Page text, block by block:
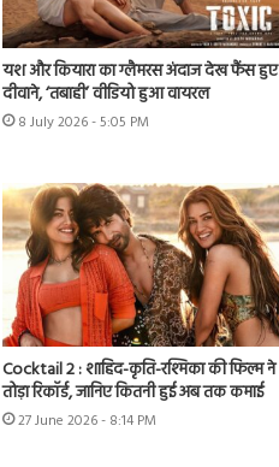
यश और कियारा का ग्लैमरस अंदाज देख फैंस हुए
दीवाने, ‘तबाही’ वीडियो हुआ वायरल
8 July 2026 - 5:05 PM
Cocktail 2 : शाहिद-कृति-रश्मिका की फिल्म ने
तोड़ा रिकॉर्ड, जानिए कितनी हुई अब तक कमाई
27 June 2026 - 8:14 PM